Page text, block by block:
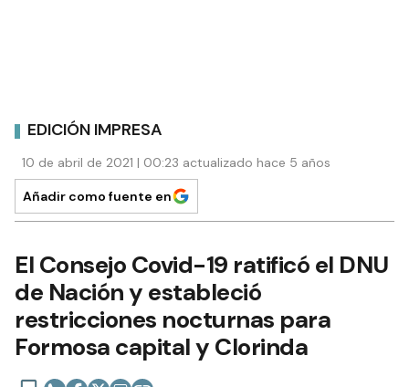
EDICIÓN IMPRESA
10 de abril de 2021 | 00:23 actualizado hace 5 años
Añadir como fuente en
El Consejo Covid-19 ratificó el DNU
de Nación y estableció
restricciones nocturnas para
Formosa capital y Clorinda